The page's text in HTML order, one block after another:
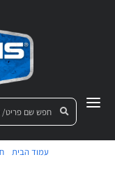
עמוד הבית /